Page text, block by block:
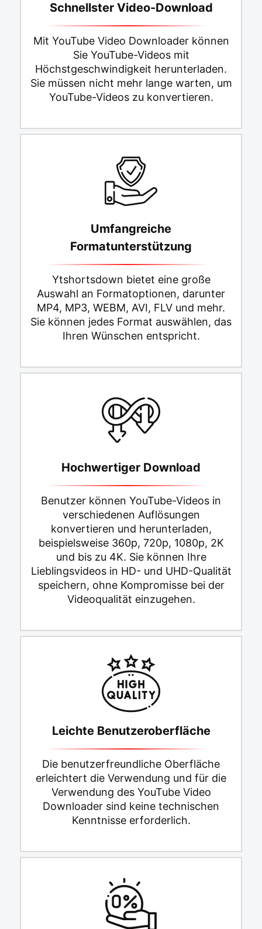
Schnellster Video-Download
Mit YouTube Video Downloader können
Sie YouTube-Videos mit
Höchstgeschwindigkeit herunterladen.
Sie müssen nicht mehr lange warten, um
YouTube-Videos zu konvertieren.
Umfangreiche
Formatunterstützung
Ytshortsdown bietet eine große
Auswahl an Formatoptionen, darunter
MP4, MP3, WEBM, AVI, FLV und mehr.
Sie können jedes Format auswählen, das
Ihren Wünschen entspricht.
Hochwertiger Download
Benutzer können YouTube-Videos in
verschiedenen Auflösungen
konvertieren und herunterladen,
beispielsweise 360p, 720p, 1080p, 2K
und bis zu 4K. Sie können Ihre
Lieblingsvideos in HD- und UHD-Qualität
speichern, ohne Kompromisse bei der
Videoqualität einzugehen.
Leichte Benutzeroberfläche
Die benutzerfreundliche Oberfläche
erleichtert die Verwendung und für die
Verwendung des YouTube Video
Downloader sind keine technischen
Kenntnisse erforderlich.